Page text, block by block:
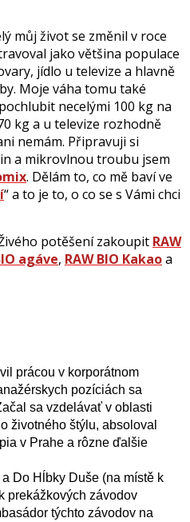
můj život se změnil v roce
jako většina populace
jídlo u televize a hlavně
Moje váha tomu také
necelými 100 kg na
kg a u televize rozhodně
nemám. Připravuji si
a mikrovlnou troubu jsem
. Dělám to, co mě baví ve
“ a to je to, o co se s Vámi chci
potěšení zakoupit RAW
agáve, RAW BIO Kakaoa
prácou v korporátnom
pozíciách sa
sa vzdelávať v oblasti
životného štýlu, absoloval
v Prahe a rôzne ďalšie
Do Hĺbky Duše (na místě k
prekážkových závodov
týchto závodov na